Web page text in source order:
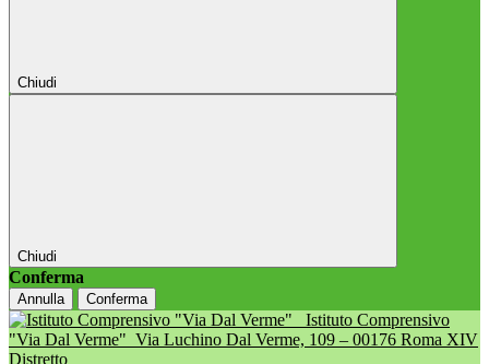
Chiudi
Chiudi
Conferma
Annulla Conferma
Istituto Comprensivo
"Via Dal Verme" Via Luchino Dal Verme, 109 – 00176 Roma XIV
Distretto